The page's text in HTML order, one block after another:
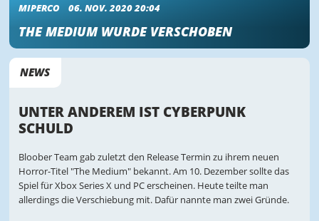
MIPERCO
06. NOV. 2020 20:04
THE MEDIUM WURDE VERSCHOBEN
NEWS
UNTER ANDEREM IST CYBERPUNK
SCHULD
Bloober Team gab zuletzt den Release Termin zu ihrem neuen
Horror-Titel "The Medium" bekannt. Am 10. Dezember sollte das
Spiel für Xbox Series X und PC erscheinen. Heute teilte man
allerdings die Verschiebung mit. Dafür nannte man zwei Gründe.